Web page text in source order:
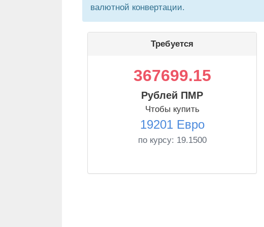
валютной конвертации.
Требуется
367699.15
Рублей ПМР
Чтобы купить
19201 Евро
по курсу: 19.1500